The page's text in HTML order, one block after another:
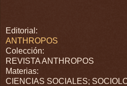
Editorial:
ANTHROPOS
Colección:
REVISTA ANTHROPOS
Materias:
CIENCIAS SOCIALES;